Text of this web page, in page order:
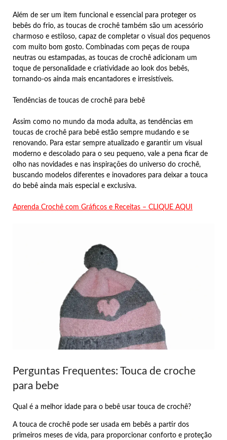
Além de ser um item funcional e essencial para proteger os
bebês do frio, as toucas de crochê também são um acessório
charmoso e estiloso, capaz de completar o visual dos pequenos
com muito bom gosto. Combinadas com peças de roupa
neutras ou estampadas, as toucas de crochê adicionam um
toque de personalidade e criatividade ao look dos bebês,
tornando-os ainda mais encantadores e irresistíveis.
Tendências de toucas de crochê para bebê
Assim como no mundo da moda adulta, as tendências em
toucas de crochê para bebê estão sempre mudando e se
renovando. Para estar sempre atualizado e garantir um visual
moderno e descolado para o seu pequeno, vale a pena ficar de
olho nas novidades e nas inspirações do universo do crochê,
buscando modelos diferentes e inovadores para deixar a touca
do bebê ainda mais especial e exclusiva.
Aprenda Crochê com Gráficos e Receitas – CLIQUE AQUI
Perguntas Frequentes: Touca de croche
para bebe
Qual é a melhor idade para o bebê usar touca de crochê?
A touca de crochê pode ser usada em bebês a partir dos
primeiros meses de vida, para proporcionar conforto e proteção